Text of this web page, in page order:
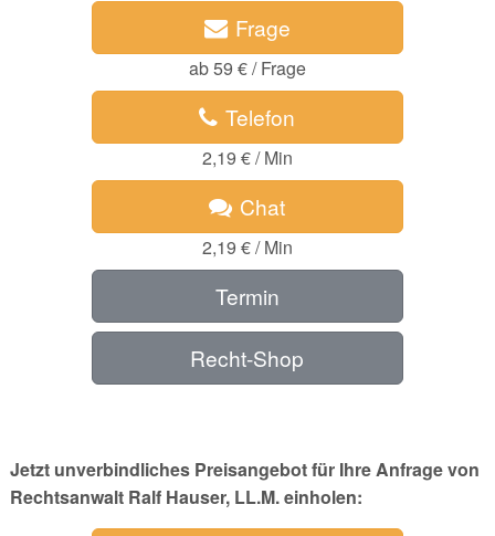
Frage
ab 59 € / Frage
Telefon
2,19 € / Min
Chat
2,19 € / Min
Termin
Recht-Shop
Jetzt unverbindliches Preisangebot für Ihre Anfrage von
Rechtsanwalt Ralf Hauser, LL.M. einholen: